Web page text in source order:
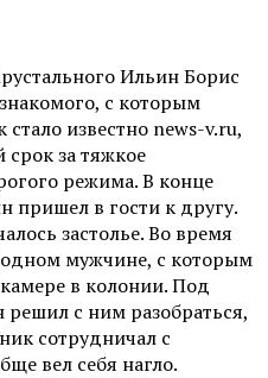
Ильин Борис
с которым
известно news-v.ru,
срок за тяжкое
режима. В конце
пришел в гости к другу.
застолье. Во время
мужчине, с которым
в колонии. Под
решил с ним разобраться,
сотрудничал с
вел себя нагло.